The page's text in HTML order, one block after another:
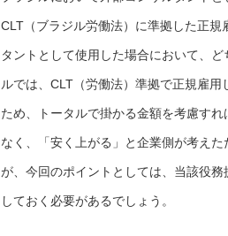
CLT（ブラジル労働法）に準拠した正
タントとして使用した場合において、
ルでは、CLT（労働法）準拠で正規雇
ため、トータルで掛かる金額を考慮す
なく、「安く上がる」と企業側が考え
が、今回のポイントとしては、当該役
しておく必要があるでしょう。